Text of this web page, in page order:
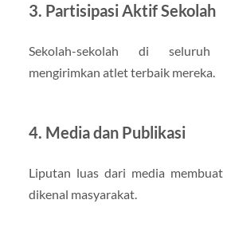
3. Partisipasi Aktif Sekolah
Sekolah-sekolah di seluruh
mengirimkan atlet terbaik mereka.
4. Media dan Publikasi
Liputan luas dari media
dikenal masyarakat.